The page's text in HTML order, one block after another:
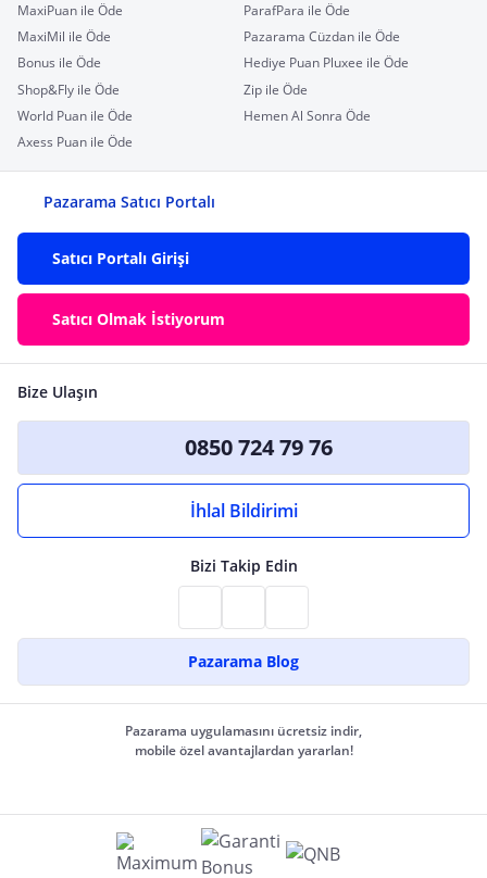
MaxiPuan ile Öde
ParafPara ile Öde
MaxiMil ile Öde
Pazarama Cüzdan ile Öde
Bonus ile Öde
Hediye Puan Pluxee ile Öde
Shop&Fly ile Öde
Zip ile Öde
World Puan ile Öde
Hemen Al Sonra Öde
Axess Puan ile Öde
Pazarama Satıcı Portalı
Satıcı Portalı Girişi
Satıcı Olmak İstiyorum
Bize Ulaşın
0850 724 79 76
İhlal Bildirimi
Bizi Takip Edin
Pazarama Blog
Pazarama uygulamasını ücretsiz indir,
mobile özel avantajlardan yararlan!